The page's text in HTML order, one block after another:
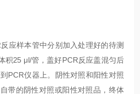
应样本管中分别加入处理好的待测
积25 μl/管，盖好PCR反应盖混匀后
PCR仪器上。阴性对照和阳性对照
带的阴性对照或阳性对照品，终体